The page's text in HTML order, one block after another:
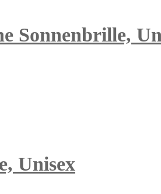
Sonnenbrille,
Unisex